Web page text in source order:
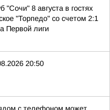
"Сочи" 8 августа в гостях
"Торпедо" со счетом 2:1
Первой лиги
20:50